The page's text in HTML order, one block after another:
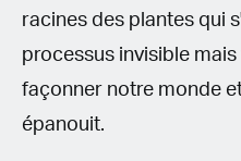
racines des plantes qui
processus invisible
façonner notre monde
épanouit.